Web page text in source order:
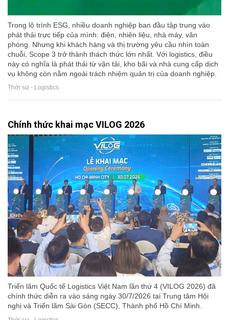
Trong lộ trình ESG, nhiều doanh nghiệp ban đầu tập trung vào
phát thải trực tiếp của mình: điện, nhiên liệu, nhà máy, văn
phòng. Nhưng khi khách hàng và thị trường yêu cầu nhìn toàn
chuỗi, Scope 3 trở thành thách thức lớn nhất. Với logistics, điều
này có nghĩa là phát thải từ vận tải, kho bãi và nhà cung cấp dịch
vụ không còn nằm ngoài trách nhiệm quản trị của doanh nghiệp.
Thời sự - Logistics
Chính thức khai mạc VILOG 2026
Triển lãm Quốc tế Logistics Việt Nam lần thứ 4 (VILOG 2026) đã
chính thức diễn ra vào sáng ngày 30/7/2026 tại Trung tâm Hội
nghị và Triển lãm Sài Gòn (SECC), Thành phố Hồ Chí Minh.